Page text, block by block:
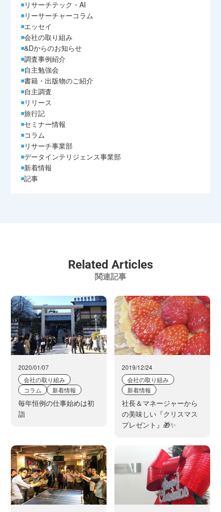
リサーチテック・AI
リーサーチャーコラム
エッセイ
会社の取り組み
&Dからのお知らせ
調査事例紹介
自主勉強会
書籍・出版物のご紹介
自主調査
リリース
旅行記
セミナー情報
コラム
リサーチ事業部
データインテリジェンス事業部
新着情報
記事
Related Articles
関連記事
2020/01/07
会社の取り組み
コラム
新着情報
毎年恒例の仕事始めは初
詣
2019/12/24
会社の取り組み
新着情報
社長＆マネージャーから
の美味しい『クリスマス
プレゼント』🎁✨